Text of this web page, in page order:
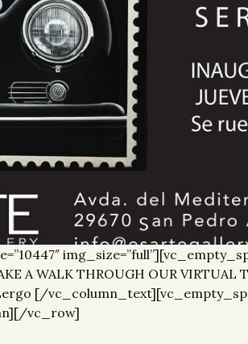
A WALK THROUGH OUR
[/
vc_row]